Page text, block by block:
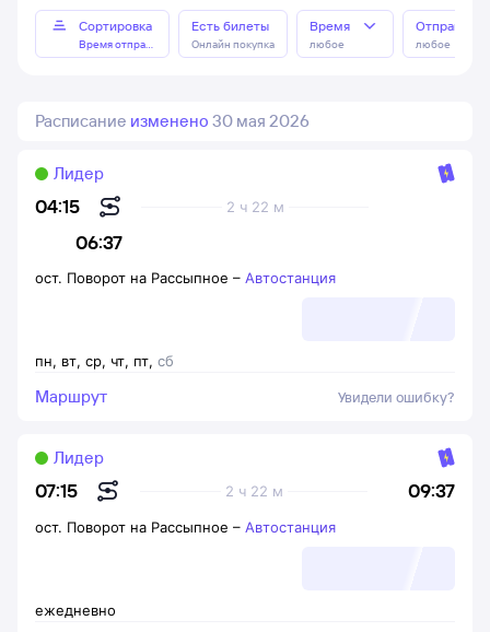
Сортировка
Время отправления
Есть билеты
Онлайн покупка
Время
любое любое
Расписание изменено 30 мая 2026
04:15
06:37
2 ч 22 м
Лидер
пн, вт, ср, чт, пт, сб
ост. Поворот на Рассыпное – Автостанция
Маршрут Увидели ошибку?
07:15 09:37
2 ч 22 м
Лидер
ежедневно
ост. Поворот на Рассыпное – Автостанция